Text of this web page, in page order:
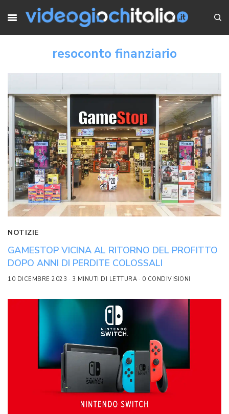
resoconto finanziario
NOTIZIE
GAMESTOP VICINA AL RITORNO DEL PROFITTO
DOPO ANNI DI PERDITE COLOSSALI
10 DICEMBRE 2023 3 MINUTI DI LETTURA 0 CONDIVISIONI